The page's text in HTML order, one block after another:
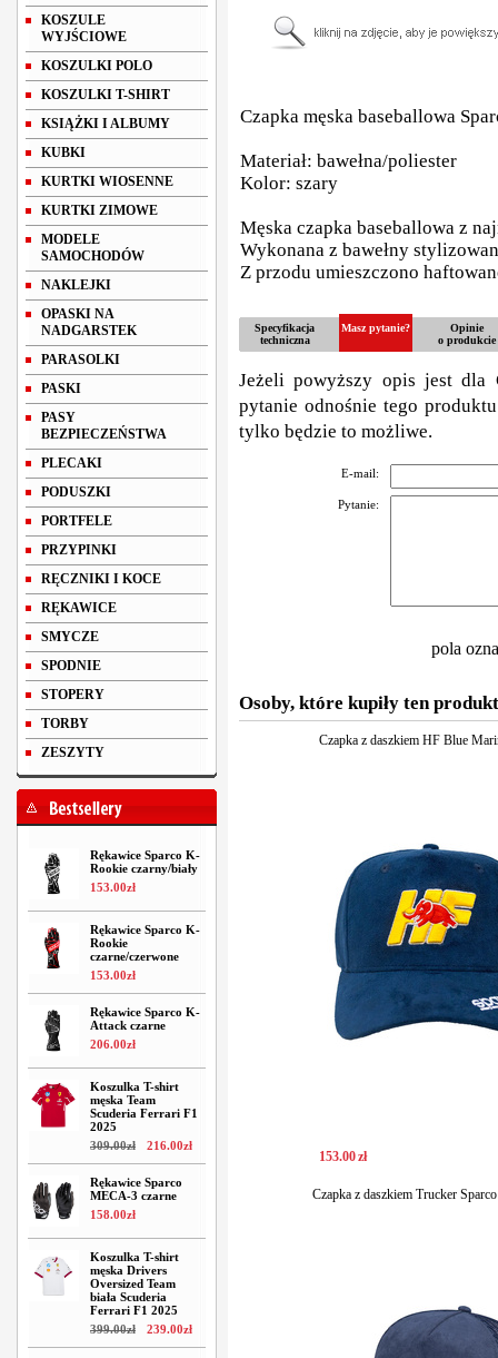
KOSZULE
WYJŚCIOWE
KOSZULKI POLO
KOSZULKI T-SHIRT
KSIĄŻKI I ALBUMY
KUBKI
KURTKI WIOSENNE
KURTKI ZIMOWE
MODELE
SAMOCHODÓW
NAKLEJKI
OPASKI NA
NADGARSTEK
PARASOLKI
PASKI
PASY
BEZPIECZEŃSTWA
PLECAKI
PODUSZKI
PORTFELE
PRZYPINKI
RĘCZNIKI I KOCE
RĘKAWICE
SMYCZE
SPODNIE
STOPERY
TORBY
ZESZYTY
Rękawice Sparco K-
Rookie czarny/biały
153.00zł
Rękawice Sparco K-
Rookie
czarne/czerwone
153.00zł
Rękawice Sparco K-
Attack czarne
206.00zł
Koszulka T-shirt
męska Team
Scuderia Ferrari F1
2025
309.00zł 216.00zł
Rękawice Sparco
MECA-3 czarne
158.00zł
Koszulka T-shirt
męska Drivers
Oversized Team
biała Scuderia
Ferrari F1 2025
399.00zł 239.00zł
Czapka męska baseballowa
Materiał: bawełna/poliester
Kolor: szary
Męska czapka baseballowa z
Wykonana z bawełny
Z przodu umieszczono
Specyfikacja
techniczna
Masz pytanie?
Opinie
o produkcie
Jeżeli powyższy opis jest dla
pytanie odnośnie tego
tylko będzie to możliwe.
E-mail:
Pytanie:
pola
Osoby, które kupiły ten
Czapka z daszkiem HF Blue
153.00zł
Czapka z daszkiem Trucker